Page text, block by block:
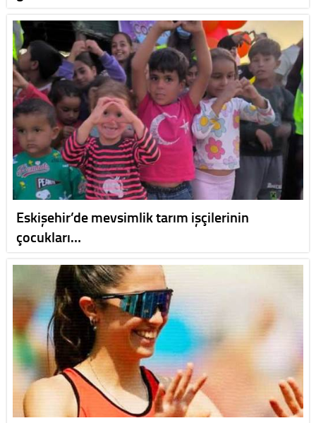
Eskişehir’de mevsimlik tarım işçilerinin
çocukları…